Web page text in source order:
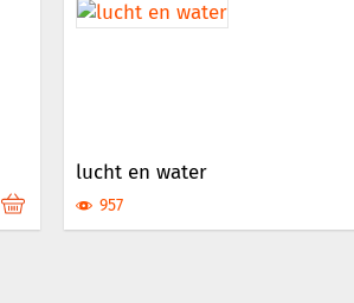
lucht en water
957